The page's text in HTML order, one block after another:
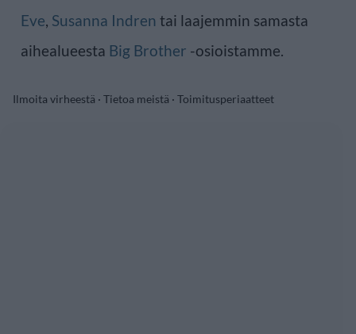
Eve, Susanna Indren tai laajemmin samasta
aihealueesta Big Brother -osioistamme.
Ilmoita virheestä · Tietoa meistä · Toimitusperiaatteet